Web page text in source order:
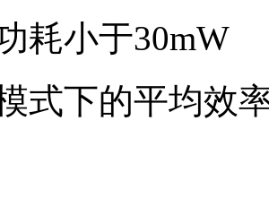
耗小于30mW
式下的平均效